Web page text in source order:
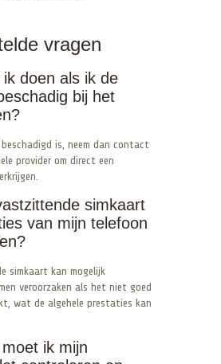
vragen
doen als ik de
bij het
is, neem dan contact
provider om direct een
simkaart
van mijn telefoon
simkaart kan mogelijk
veroorzaken als het niet goed
wat de algehele prestaties kan
ik mijn